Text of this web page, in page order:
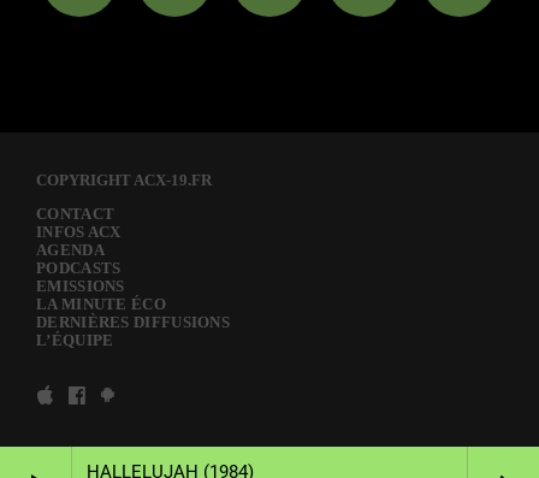
HALLELUJAH (1984)
COPYRIGHT ACX-19.FR
CONTACT
INFOS ACX
AGENDA
PODCASTS
EMISSIONS
LA MINUTE ÉCO
DERNIÈRES DIFFUSIONS
L’ÉQUIPE